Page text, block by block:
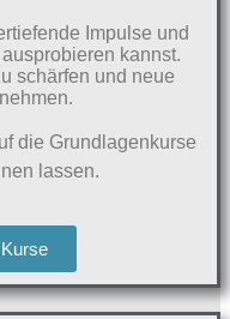
Impulse und
kannst.
schärfen und neue
die Grundlagenkurse
lassen.